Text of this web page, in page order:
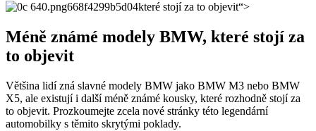
které stojí za to objevit“>
Méně známé modely BMW, které stojí za
to objevit
Většina lidí zná slavné modely BMW jako BMW M3 nebo BMW
X5, ale existují i další méně známé kousky, které rozhodně stojí za
to objevit. Prozkoumejte zcela nové stránky této legendární
automobilky s těmito skrytými poklady.